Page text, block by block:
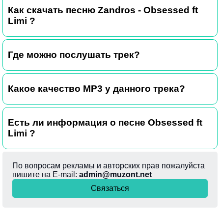
Как скачать песню Zandros - Obsessed ft
Limi ?
Где можно послушать трек?
Какое качество MP3 у данного трека?
Есть ли информация о песне Obsessed ft
Limi ?
По вопросам рекламы и авторских прав пожалуйста
пишите на E-mail: admin@muzont.net
Связаться